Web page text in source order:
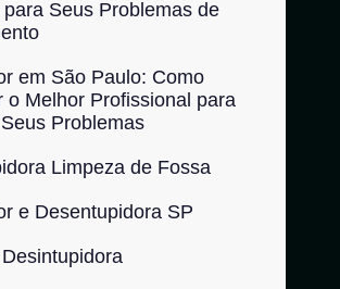
Seus Problemas de
em São Paulo: Como
o Melhor Profissional para
Problemas
Limpeza de Fossa
e Desentupidora SP